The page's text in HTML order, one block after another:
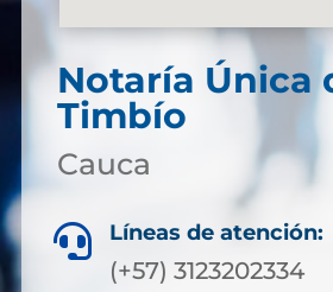
Notaría Única
Timbío
Cauca
 Líneas de atención:
(+57) 3123202334